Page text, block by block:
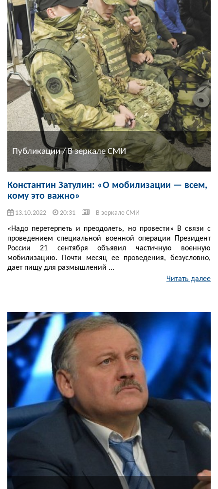
Публикации / В зеркале СМИ
Константин Затулин: «О мобилизации — всем,
кому это важно»
13.10.2022 20:31 В зеркале СМИ
«Надо перетерпеть и преодолеть, но провести» В связи с
проведением специальной военной операции Президент
России 21 сентября объявил частичную военную
мобилизацию. Почти месяц ее проведения, безусловно,
дает пищу для размышлений ...
Читать далее